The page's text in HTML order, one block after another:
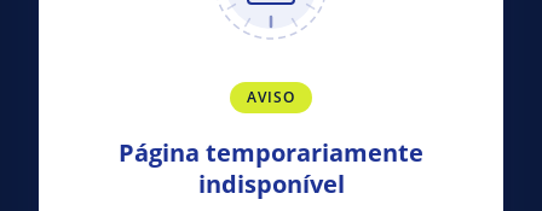
AVISO
Página temporariamente
indisponível